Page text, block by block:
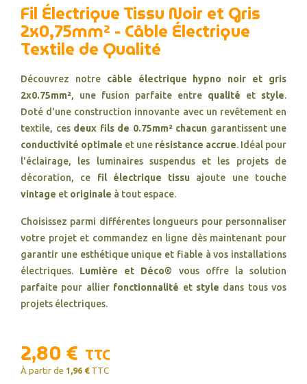
Fil Électrique Tissu Noir et Gris
2x0,75mm² - Câble Électrique
Textile de Qualité
Découvrez notre câble électrique hypno noir et gris
2x0.75mm², une fusion parfaite entre qualité et style.
Doté d'une construction innovante avec un revêtement en
textile, ces deux fils de 0.75mm² chacun garantissent une
conductivité optimale et une résistance accrue. Idéal pour
l'éclairage, les luminaires suspendus et les projets de
décoration, ce fil électrique tissu ajoute une touche
vintage et originale à tout espace.
Choisissez parmi différentes longueurs pour personnaliser
votre projet et commandez en ligne dès maintenant pour
garantir une esthétique unique et fiable à vos installations
électriques. Lumière et Déco® vous offre la solution
parfaite pour allier fonctionnalité et style dans tous vos
projets électriques.
2,80 € TTC
À partir de 1,96 € TTC